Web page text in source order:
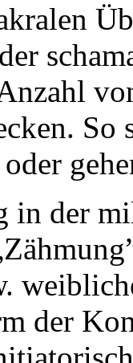
So
in der
der